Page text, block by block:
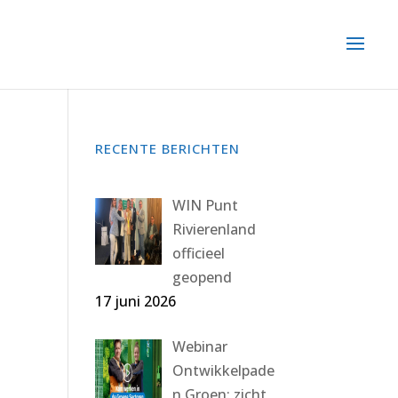
RECENTE BERICHTEN
WIN Punt
Rivierenland
officieel
geopend
17 juni 2026
Webinar
Ontwikkelpade